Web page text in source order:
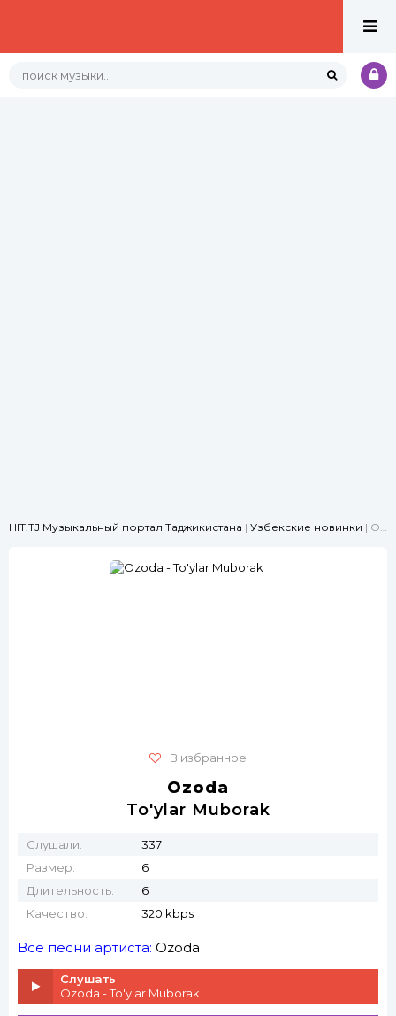
HIT.TJ Музыкальный портал Таджикистана | Узбекские новинки | Ozoda - To'ylar Muborak
В избранное
Ozoda
To'ylar Muborak
Слушали:
337
Размер:
6
Длительность:
6
Качество:
320 kbps
Все песни артиста: Ozoda
Слушать
Ozoda - To'ylar Muborak